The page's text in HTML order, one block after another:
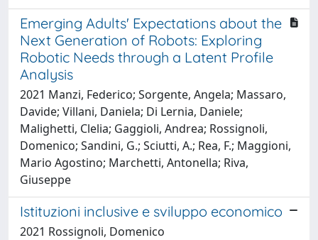
Emerging Adults' Expectations about the
Next Generation of Robots: Exploring
Robotic Needs through a Latent Profile
Analysis
2021 Manzi, Federico; Sorgente, Angela; Massaro,
Davide; Villani, Daniela; Di Lernia, Daniele;
Malighetti, Clelia; Gaggioli, Andrea; Rossignoli,
Domenico; Sandini, G.; Sciutti, A.; Rea, F.; Maggioni,
Mario Agostino; Marchetti, Antonella; Riva,
Giuseppe
Istituzioni inclusive e sviluppo economico
2021 Rossignoli, Domenico